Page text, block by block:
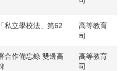
私立學校法」第62
高等教育
司
合作備忘錄 雙邊高
高等教育
司